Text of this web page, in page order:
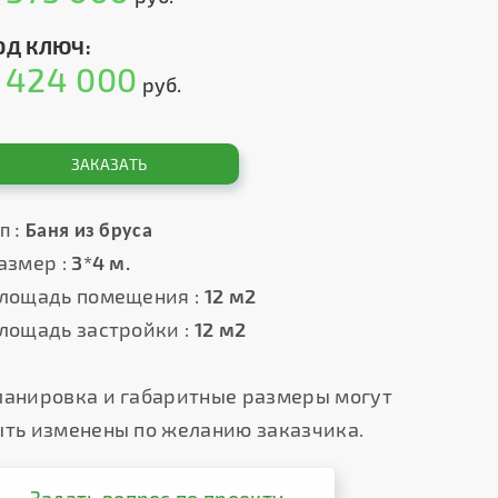
КЛЮЧ:
424 000 руб.
ЗАКАЗАТЬ
: Баня из бруса
: 3*4 м.
помещения : 12 м2
застройки : 12 м2
и габаритные размеры могут
изменены по желанию заказчика.